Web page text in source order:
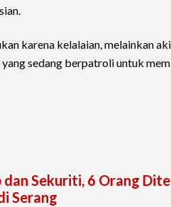
karena kelalaian, melainkan
yang sedang berpatroli untuk
Sekuriti, 6 Orang
Serang